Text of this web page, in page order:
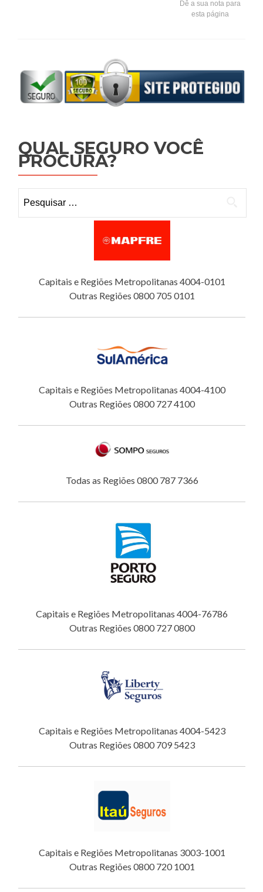
Dê a sua nota para
esta página
QUAL SEGURO VOCÊ
PROCURA?
Capitais e Regiões Metropolitanas 4004-0101
Outras Regiões 0800 705 0101
Capitais e Regiões Metropolitanas 4004-4100
Outras Regiões 0800 727 4100
Todas as Regiões 0800 787 7366
Capitais e Regiões Metropolitanas 4004-76786
Outras Regiões 0800 727 0800
Capitais e Regiões Metropolitanas 4004-5423
Outras Regiões 0800 709 5423
Capitais e Regiões Metropolitanas 3003-1001
Outras Regiões 0800 720 1001